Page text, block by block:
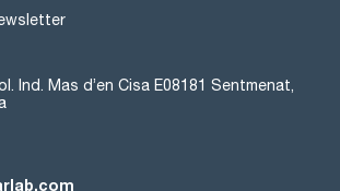
Ind. Mas d’en Cisa E08181 Sentmenat,